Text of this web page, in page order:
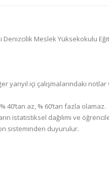
Meslek Yüksekokulu
yarıyıl içi çalışmalarındaki
40’tan az, % 60’tan fazla olamaz.
istatistiksel dağılımı ve
sisteminden duyurulur.